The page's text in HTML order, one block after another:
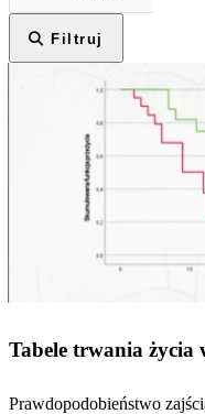
Filtruj
Tabele trwania
Prawdopodobieństwo